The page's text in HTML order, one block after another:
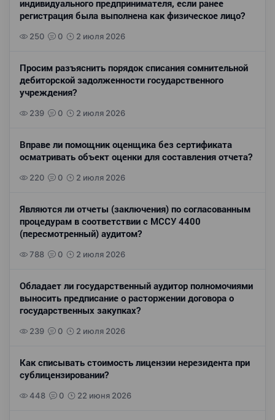
индивидуального предпринимателя, если ранее
регистрация была выполнена как физическое лицо?
250 0 2 июля 2026
Просим разъяснить порядок списания сомнительной
дебиторской задолженности государственного
учреждения?
239 0 2 июля 2026
Вправе ли помощник оценщика без сертификата
осматривать объект оценки для составления отчета?
220 0 2 июля 2026
Являются ли отчеты (заключения) по согласованным
процедурам в соответствии с МССУ 4400
(пересмотренный) аудитом?
788 0 2 июля 2026
Обладает ли государственный аудитор полномочиями
выносить предписание о расторжении договора о
государственных закупках?
239 0 2 июля 2026
Как списывать стоимость лицензии нерезидента при
сублицензировании?
448 0 22 июня 2026